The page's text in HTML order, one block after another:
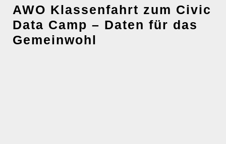
AWO Klassenfahrt zum Civic
Data Camp – Daten für das
Gemeinwohl